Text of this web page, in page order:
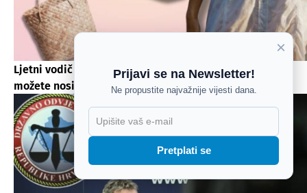
Ljetni vodič za (modno) preživljavanje: 5 komada koje
možete nositi cijelo ljeto
×
Prijavi se na Newsletter!
Ne propustite najvažnije vijesti dana.
Pretplati se